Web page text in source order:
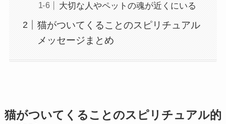
大切な人やペットの魂が近くにいる
猫がついてくることのスピリチュアル
メッセージまとめ
猫がついてくることのスピリチュアル的